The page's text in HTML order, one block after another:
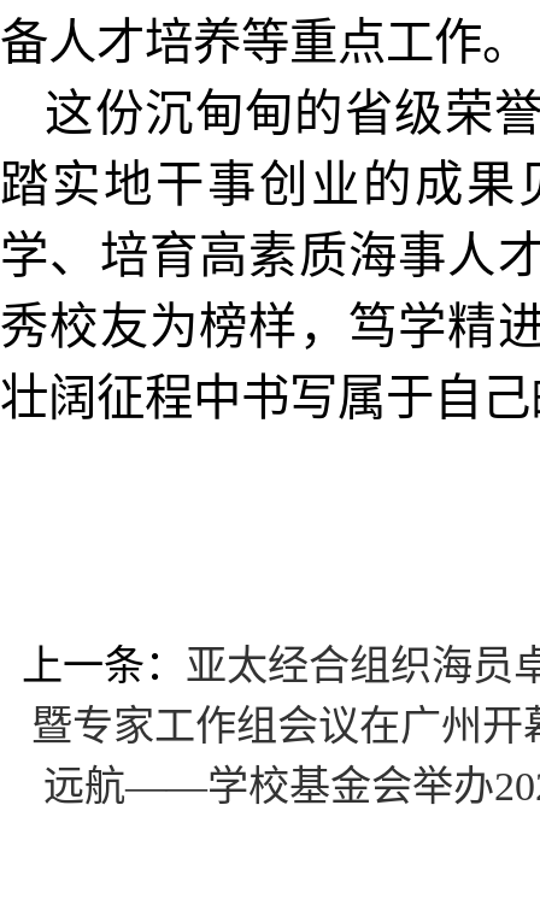
备人才培养等重点工作。
这份沉甸甸的省级荣
踏实地干事创业的成
学、培育高素质海事人
秀校友为榜样，笃学精
壮阔征程中书写属于自
上一条： 亚太经合组织海员
暨专家工作组会议在广州开
远航——学校基金会举办